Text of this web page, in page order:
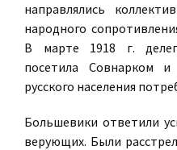
направлялись
народного
В марте 1918 г.
посетила Совнарком
русского населения
Большевики ответили
верующих. Были